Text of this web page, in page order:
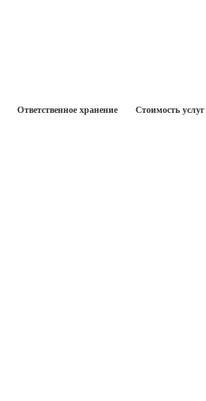
Ответственное хранение Стоимость услуг